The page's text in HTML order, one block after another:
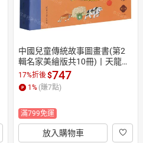
中國兒童傳統故事圖畫書(第2
輯名家美繪版共10冊)丨天龍圖
書簡體字專賣店丨9787302648
581 (tl2601)
17%折後$747
1 % (賺7點)
滿799免運
放入購物車